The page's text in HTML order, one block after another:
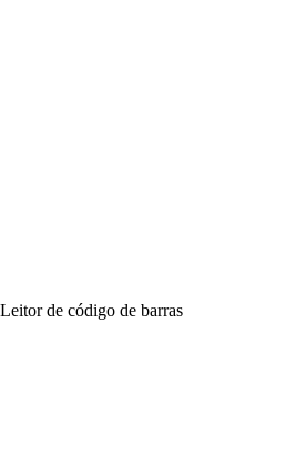
Leitor de código de barras